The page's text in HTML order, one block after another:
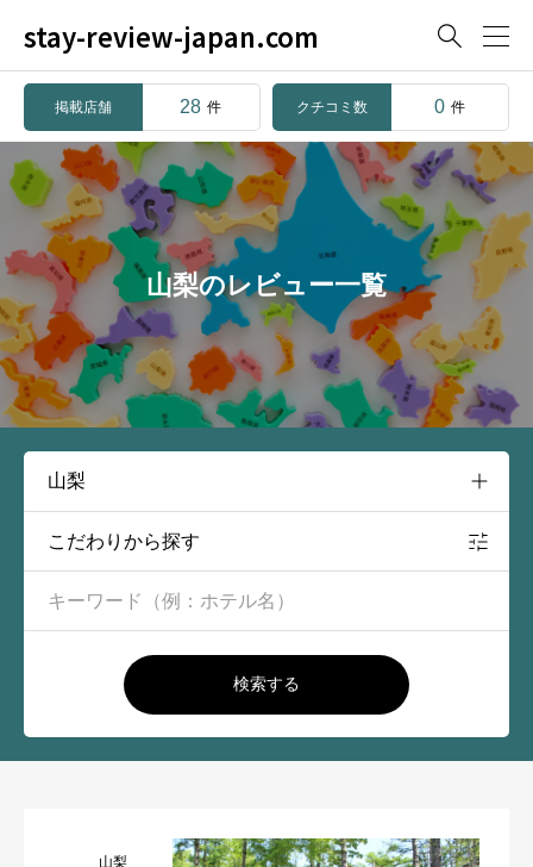
stay-review-japan.com 
掲載店舗 28 件 クチコミ数 0 件
山梨のレビュー一覧
こだわりから探す
検索する
山梨